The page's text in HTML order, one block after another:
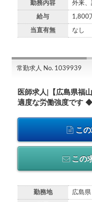
勤務内容 外来
給与 1,800
当直有無 なし
常勤求人 No. 1039939
医師求人|【広島県福
適度な労働強度です
こ
この
勤務地 広島県